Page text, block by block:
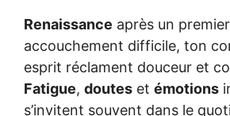
Renaissance après un premier
accouchement difficile, ton
esprit réclament douceur et
Fatigue, doutes et émotions
s’invitent souvent dans le